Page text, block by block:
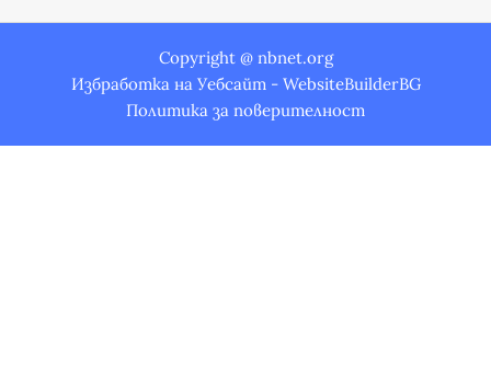
Copyright @ nbnet.org
Избработка на Уебсайт - WebsiteBuilderBG
Политика за поверителност